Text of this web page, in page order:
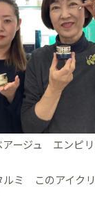
アージュ エンピ
ルミ このアイク